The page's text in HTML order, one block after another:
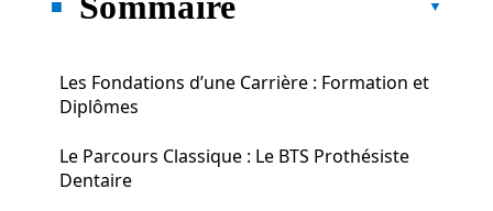
Les Fondations d’une Carrière : Formation et
Diplômes
Le Parcours Classique : Le BTS Prothésiste
Dentaire